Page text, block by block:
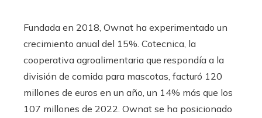
Fundada en 2018, Ownat ha experimentado un
crecimiento anual del 15%. Cotecnica, la
cooperativa agroalimentaria que respondía a la
división de comida para mascotas, facturó 120
millones de euros en un año, un 14% más que los
107 millones de 2022. Ownat se ha posicionado